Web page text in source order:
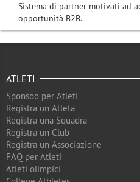
Sistema di partner motivati ​​ad
opportunità B2B.
ATLETI
Sponsoo per Atleti
Registra un Atleta
Registra una Squadra
Registra un Club
Registra un Associazione
FAQ per Atleti
Atleti olimpici